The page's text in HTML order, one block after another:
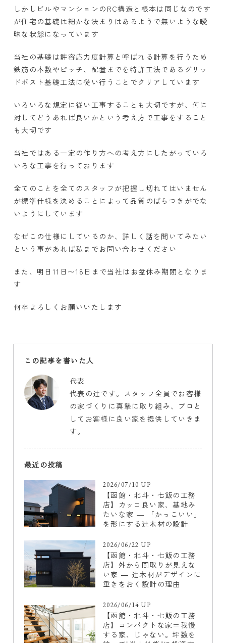
しかしビルやマンションのRC構造と根本は同じなのです
が住宅の基礎は細かな決まりはあるようで無いような曖
昧な状態になっています
当社の基礎は許容応力度計算と呼ばれる計算を行うため
鉄筋の本数やピッチ、配置までを特許工法であるグリッ
ドポスト基礎工法に従い行うことでクリアしています
いろいろな規定に従い工事することも大切ですが、何に
対してどうあれば良いかという考え方で工事をすること
も大切です
当社ではある一定の作り方への考え方にしたがっていろ
いろな工事を行っております
全てのことを全てのスタッフが把握し切れてはいません
が標準仕様を決めることによって品質のばらつきがでな
いようにしています
なぜこの仕様にしているのか、詳しく話を聞いてみたい
という事があれば私までお問い合わせください
また、明日11日〜18日まで当社はお盆休み期間となりま
す
何卒よろしくお願いいたします
この記事を書いた人
代表
代表の辻です。スタッフ全員でお客様
の家づくりに真摯に取り組み、プロと
してお客様に良い家を提供していきま
す。
最近の投稿
2026/07/10 UP
【函館・北斗・七飯の工務
店】カッコ良い家、基地み
たいな家 ― 「かっこいい」
を形にする辻木材の設計
2026/06/22 UP
【函館・北斗・七飯の工務
店】外から間取りが見えな
い家 ― 辻木材がデザインに
重きをおく設計の理由
2026/06/14 UP
【函館・北斗・七飯の工務
店】コンパクトな家＝我慢
する家、じゃない。坪数を